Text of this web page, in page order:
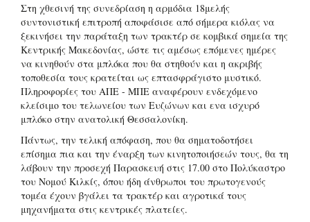
Στη χθεσινή της συνεδρίαση η αρμόδια 18μελής
συντονιστική επιτροπή αποφάσισε από σήμερα κιόλας να
ξεκινήσει την παράταξη των τρακτέρ σε κομβικά σημεία της
Κεντρικής Μακεδονίας, ώστε τις αμέσως επόμενες ημέρες
να κινηθούν στα μπλόκα που θα στηθούν και η ακριβής
τοποθεσία τους κρατείται ως επτασφράγιστο μυστικό.
Πληροφορίες του ΑΠΕ - ΜΠΕ αναφέρουν ενδεχόμενο
κλείσιμο του τελωνείου των Ευζώνων και ενα ισχυρό
μπλόκο στην ανατολική Θεσσαλονίκη.
Πάντως, την τελική απόφαση, που θα σηματοδοτήσει
επίσημα πια και την έναρξη των κινητοποιήσεών τους, θα τη
λάβουν την προσεχή Παρασκευή στις 17.00 στο Πολύκαστρο
του Νομού Κιλκίς, όπου ήδη άνθρωποι του πρωτογενούς
τομέα έχουν βγάλει τα τρακτέρ και αγροτικά τους
μηχανήματα στις κεντρικές πλατείες.